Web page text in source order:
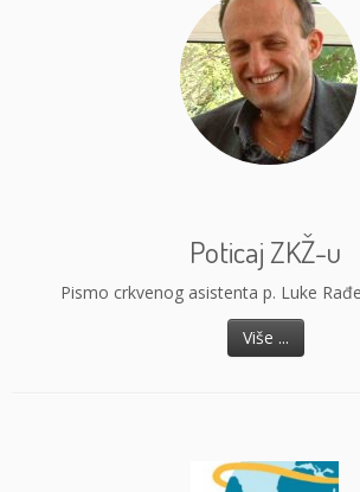
Poticaj ZKŽ-u
Pismo crkvenog asistenta p. Luke
Više ...